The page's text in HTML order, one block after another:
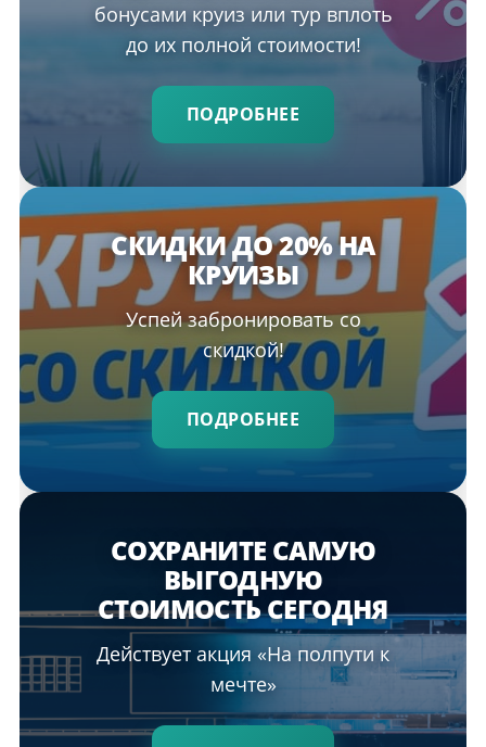
бонусами круиз или тур вплоть
до их полной стоимости!
ПОДРОБНЕЕ
СКИДКИ ДО 20% НА
КРУИЗЫ
Успей забронировать со
скидкой!
ПОДРОБНЕЕ
СОХРАНИТЕ САМУЮ
ВЫГОДНУЮ
СТОИМОСТЬ СЕГОДНЯ
Действует акция «На полпути к
мечте»